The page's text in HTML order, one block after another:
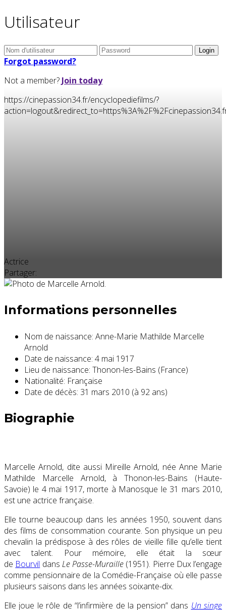
Utilisateur
Forgot password?
Not a member? Join today
https://cinepassion34.fr/encyclopediefilms/?
Actrice
Partager:
Informations personnelles
Nom de naissance: Anne-Marie Mathilde Marcelle
Arnold
Date de naissance: 4 mai 1917
Lieu de naissance: Thonon-les-Bains (France)
Nationalité: Française
Date de décès: 31 mars 2010 (à 92 ans)
Biographie
Marcelle Arnold, dite aussi Mireille Arnold, née Anne Marie
Mathilde Marcelle Arnold, à Thonon-les-Bains (Haute-
Savoie) le 4 mai 1917, morte à Manosque le 31 mars 2010,
est une actrice française.
Elle tourne beaucoup dans les années 1950, souvent dans
des films de consommation courante. Son physique un peu
chevalin la prédispose à des rôles de vieille fille qu’elle tient
avec talent. Pour mémoire, elle était la sœur
de Bourvil dans Le Passe-Muraille (1951). Pierre Dux l’engage
comme pensionnaire de la Comédie-Française où elle passe
plusieurs saisons dans les années soixante-dix.
Elle joue le rôle de “l’infirmière de la pension” dans Un singe